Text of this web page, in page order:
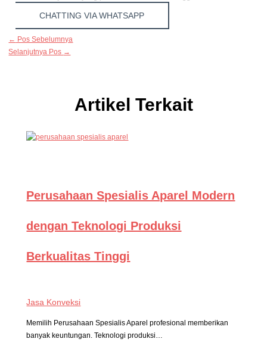
CHATTING VIA WHATSAPP
← Pos Sebelumnya
Selanjutnya Pos →
Artikel Terkait
Perusahaan Spesialis Aparel Modern
dengan Teknologi Produksi
Berkualitas Tinggi
Jasa Konveksi
Memilih Perusahaan Spesialis Aparel profesional memberikan
banyak keuntungan. Teknologi produksi…